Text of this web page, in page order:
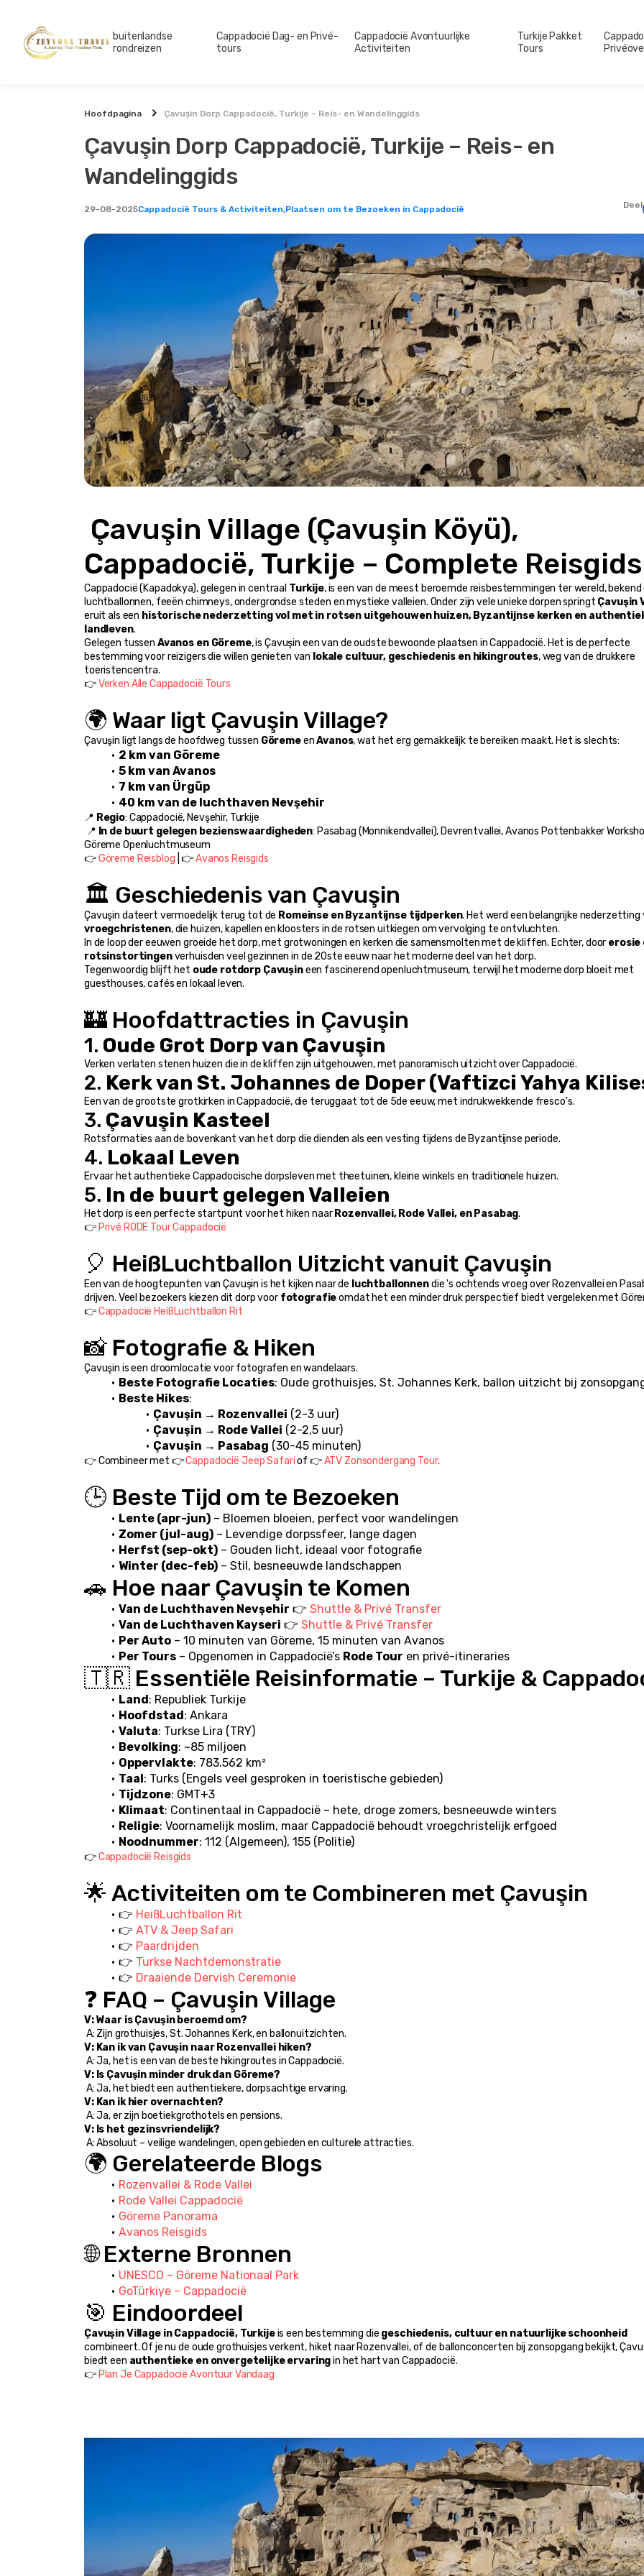
buitenlandse
rondreizen
Cappadocië Dag- en Privé-
tours
Cappadocië Avontuurlijke
Activiteiten
Turkije Pakket
Tours
Hoofdpagina Çavuşin Dorp Cappadocië, Turkije – Reis- en Wandelinggids
Çavuşin Dorp Cappadocië, Turkije – Reis- en
Wandelinggids
29-08-2025Cappadocië Tours & Activiteiten,Plaatsen om te Bezoeken in Cappadocië Deel
Cappadocië, Turkije – Complete Reisgids
Cappadocië (Kapadokya), gelegen in centraal Turkije, is een van de meest beroemde reisbestemmingen ter wereld, bekend
luchtballonnen, feeën chimneys, ondergrondse steden en mystieke valleien. Onder zijn vele unieke dorpen springt Çavuşin
eruit als een historische nederzetting vol met in rotsen uitgehouwen huizen, Byzantijnse kerken en
landleven.
Gelegen tussen Avanos en Göreme, is Çavuşin een van de oudste bewoonde plaatsen in Cappadocië. Het is de perfecte
bestemming voor reizigers die willen genieten van lokale cultuur, geschiedenis en hikingroutes, weg van de drukkere
toeristencentra.
👉 Verken Alle Cappadocië Tours
🌍 Waar ligt Çavuşin Village?
Çavuşin ligt langs de hoofdweg tussen Göreme en Avanos, wat het erg gemakkelijk te bereiken maakt. Het is slechts:
2 km van Göreme
5 km van Avanos
7 km van Ürgüp
40 km van de luchthaven Nevşehir
📍 Regio: Cappadocië, Nevşehir, Turkije
📍 In de buurt gelegen bezienswaardigheden: Pasabag (Monnikendvallei), Devrentvallei, Avanos Pottenbakker
Göreme Openluchtmuseum
👉 Göreme Reisblog | 👉 Avanos Reisgids
🏛️ Geschiedenis van Çavuşin
Çavuşin dateert vermoedelijk terug tot de Romeinse en Byzantijnse tijdperken
vroegchristenen, die huizen, kapellen en kloosters in de rotsen uitkiegen om vervolging te ontvluchten.
In de loop der eeuwen groeide het dorp, met grotwoningen en kerken die samensmolten met de kliffen. Echter, door erosie
rotsinstortingen verhuisden veel gezinnen in de 20ste eeuw naar het moderne deel van het dorp.
Tegenwoordig blijft het oude rotdorp Çavuşin een fascinerend openluchtmuseum, terwijl het moderne dorp bloeit met
guesthouses, cafés en lokaal leven.
🏰 Hoofdattracties in Çavuşin
1. Oude Grot Dorp van Çavuşin
Verken verlaten stenen huizen die in de kliffen zijn uitgehouwen, met panoramisch uitzicht over Cappadocië.
2. Kerk van St. Johannes de Doper (Vaftizci Yahya
Een van de grootste grotkirken in Cappadocië, die teruggaat tot de 5de eeuw, met indrukwekkende fresco's.
3. Çavuşin Kasteel
Rotsformaties aan de bovenkant van het dorp die dienden als een vesting tijdens de Byzantijnse periode.
4. Lokaal Leven
Ervaar het authentieke Cappadocische dorpsleven met theetuinen, kleine winkels en traditionele huizen.
5. In de buurt gelegen Valleien
Het dorp is een perfecte startpunt voor het hiken naar Rozenvallei, Rode Vallei, en Pasabag.
👉 Privé RODE Tour Cappadocië
🎈 HeißLuchtballon Uitzicht vanuit Çavuşin
Een van de hoogtepunten van Çavuşin is het kijken naar de luchtballonnen die 's ochtends vroeg over Rozenvallei en
drijven. Veel bezoekers kiezen dit dorp voor fotografie omdat het een minder druk perspectief biedt vergeleken met
👉 Cappadocië HeißLuchtballon Rit
📸 Fotografie & Hiken
Çavuşin is een droomlocatie voor fotografen en wandelaars.
Beste Fotografie Locaties: Oude grothuisjes, St. Johannes Kerk, ballon uitzicht bij
Beste Hikes:
Çavuşin → Rozenvallei (2-3 uur)
Çavuşin → Rode Vallei (2-2,5 uur)
Çavuşin → Pasabag (30-45 minuten)
👉 Combineer met 👉 Cappadocië Jeep Safari of 👉 ATV Zonsondergang Tour.
🕒 Beste Tijd om te Bezoeken
Lente (apr-jun) – Bloemen bloeien, perfect voor wandelingen
Zomer (jul-aug) – Levendige dorpssfeer, lange dagen
Herfst (sep-okt) – Gouden licht, ideaal voor fotografie
Winter (dec-feb) – Stil, besneeuwde landschappen
🚗 Hoe naar Çavuşin te Komen
Van de Luchthaven Nevşehir 👉 Shuttle & Privé Transfer
Van de Luchthaven Kayseri 👉 Shuttle & Privé Transfer
Per Auto – 10 minuten van Göreme, 15 minuten van Avanos
Per Tours – Opgenomen in Cappadocië’s Rode Tour en privé-itineraries
🇹🇷 Essentiële Reisinformatie – Turkije &
Land : Republiek Turkije
Hoofdstad : Ankara
Valuta: Turkse Lira (TRY)
Bevolking: ~85 miljoen
Oppervlakte: 783.562 km²
Taal : Turks (Engels veel gesproken in toeristische gebieden)
Tijdzone: GMT+3
Klimaat: Continentaal in Cappadocië – hete, droge zomers, besneeuwde winters
Religie: Voornamelijk moslim, maar Cappadocië behoudt vroegchristelijk erfgoed
Noodnummer: 112 (Algemeen), 155 (Politie)
👉 Cappadocië Reisgids
🌟 Activiteiten om te Combineren met Çavuşin
👉 HeißLuchtballon Rit
👉 ATV & Jeep Safari
👉 Paardrijden
👉 Turkse Nachtdemonstratie
👉 Draaiende Dervish Ceremonie
❓ FAQ – Çavuşin Village
V: Waar is Çavuşin beroemd om?
A: Zijn grothuisjes, St. Johannes Kerk, en ballonuitzichten.
V: Kan ik van Çavuşin naar Rozenvallei hiken?
A: Ja, het is een van de beste hikingroutes in Cappadocië.
V: Is Çavuşin minder druk dan Göreme?
A: Ja, het biedt een authentiekere, dorpsachtige ervaring.
V: Kan ik hier overnachten?
A: Ja, er zijn boetiekgrothotels en pensions.
V: Is het gezinsvriendelijk?
A: Absoluut – veilige wandelingen, open gebieden en culturele attracties.
🌍 Gerelateerde Blogs
Rozenvallei & Rode Vallei
Rode Vallei Cappadocië
Göreme Panorama
Avanos Reisgids
🌐 Externe Bronnen
UNESCO – Göreme Nationaal Park
GoTürkiye – Cappadocië
🎯 Eindoordeel
Çavuşin Village in Cappadocië, Turkije is een bestemming die geschiedenis, cultuur en natuurlijke schoonheid
combineert. Of je nu de oude grothuisjes verkent, hiket naar Rozenvallei, of de ballonconcerten bij zonsopgang bekijkt,
biedt een authentieke en onvergetelijke ervaring in het hart van Cappadocië.
👉 Plan Je Cappadocië Avontuur Vandaag